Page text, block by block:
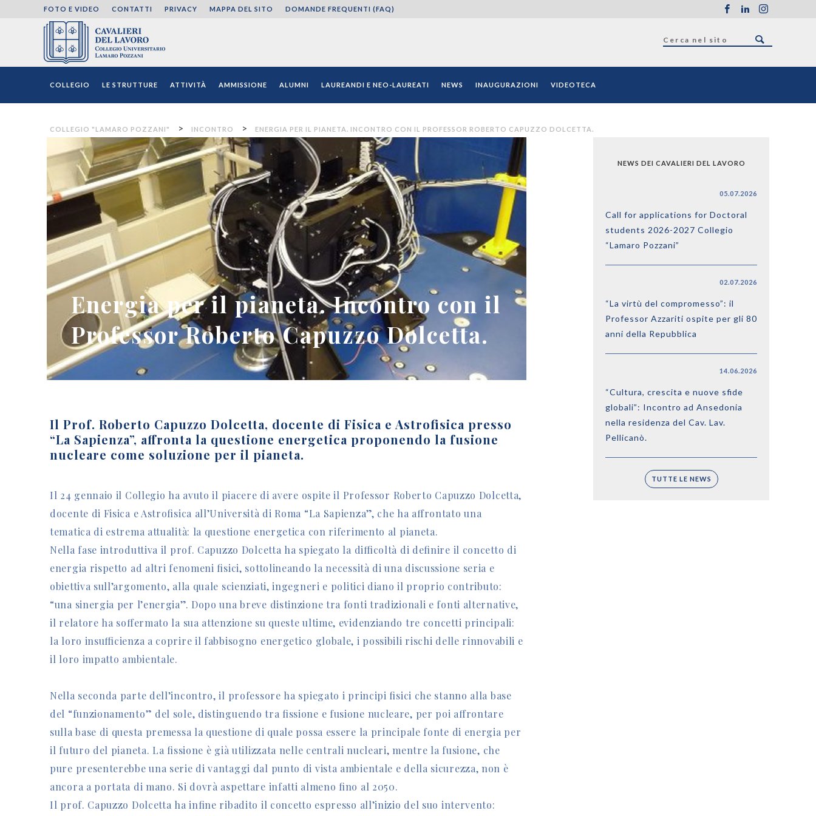
FOTO E VIDEO CONTATTI PRIVACY MAPPA DEL SITO DOMANDE FREQUENTI (FAQ)
COLLEGIO LE STRUTTURE ATTIVITÀ AMMISSIONE ALUMNI LAUREANDI E NEO-LAUREATI NEWS INAUGURAZIONI VIDEOTECA
COLLEGIO "LAMARO POZZANI" > INCONTRO > ENERGIA PER IL PIANETA. INCONTRO CON IL PROFESSOR ROBERTO CAPUZZO DOLCETTA.
Energia per il pianeta. Incontro con il
Professor Roberto Capuzzo Dolcetta.
Il Prof. Roberto Capuzzo Dolcetta, docente di Fisica e Astrofisica presso
“La Sapienza”, affronta la questione energetica proponendo la fusione
nucleare come soluzione per il pianeta.
Il 24 gennaio il Collegio ha avuto il piacere di avere ospite il Professor Roberto Capuzzo Dolcetta,
docente di Fisica e Astrofisica all’Università di Roma “La Sapienza”, che ha affrontato una
tematica di estrema attualità: la questione energetica con riferimento al pianeta.
Nella fase introduttiva il prof. Capuzzo Dolcetta ha spiegato la difficoltà di definire il concetto di
energia rispetto ad altri fenomeni fisici, sottolineando la necessità di una discussione seria e
obiettiva sull’argomento, alla quale scienziati, ingegneri e politici diano il proprio contributo:
“una sinergia per l’energia”. Dopo una breve distinzione tra fonti tradizionali e fonti alternative,
il relatore ha soffermato la sua attenzione su queste ultime, evidenziando tre concetti principali:
la loro insufficienza a coprire il fabbisogno energetico globale, i possibili rischi delle rinnovabili e
il loro impatto ambientale.
Nella seconda parte dell’incontro, il professore ha spiegato i principi fisici che stanno alla base
del “funzionamento” del sole, distinguendo tra fissione e fusione nucleare, per poi affrontare
sulla base di questa premessa la questione di quale possa essere la principale fonte di energia per
il futuro del pianeta. La fissione è già utilizzata nelle centrali nucleari, mentre la fusione, che
pure presenterebbe una serie di vantaggi dal punto di vista ambientale e della sicurezza, non è
ancora a portata di mano. Si dovrà aspettare infatti almeno fino al 2050.
Il prof. Capuzzo Dolcetta ha infine ribadito il concetto espresso all’inizio del suo intervento:
NEWS DEI CAVALIERI DEL LAVORO
05.07.2026
Call for applications for Doctoral
students 2026-2027 Collegio
“Lamaro Pozzani”
02.07.2026
“La virtù del compromesso”: il
Professor Azzariti ospite per gli 80
anni della Repubblica
14.06.2026
“Cultura, crescita e nuove sfide
globali”: Incontro ad Ansedonia
nella residenza del Cav. Lav.
Pellicanò.
TUTTE LE NEWS